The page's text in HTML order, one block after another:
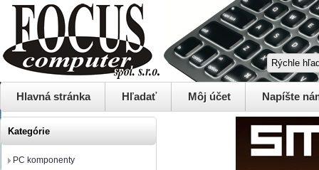
Hlavná stránka Hľadať Môj účet Napíšte
Kategórie
PC komponenty